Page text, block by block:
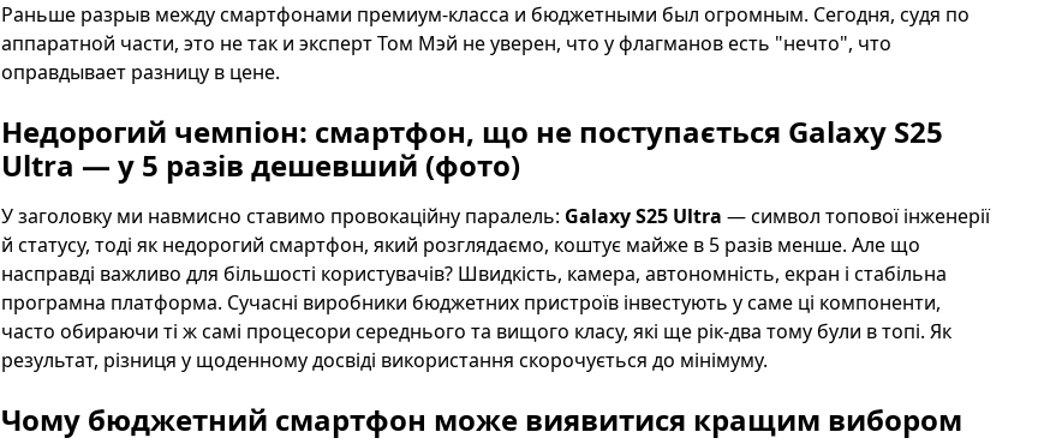
Раньше разрыв между смартфонами премиум-класса и бюджетными был огромным. Сегодня, судя по
аппаратной части, это не так и эксперт Том Мэй не уверен, что у флагманов есть "нечто", что
оправдывает разницу в цене.
Недорогий чемпіон: смартфон, що не поступається Galaxy S25
Ultra — у 5 разів дешевший (фото)
У заголовку ми навмисно ставимо провокаційну паралель: Galaxy S25 Ultra — символ топової інженерії
й статусу, тоді як недорогий смартфон, який розглядаємо, коштує майже в 5 разів менше. Але що
насправді важливо для більшості користувачів? Швидкість, камера, автономність, екран і стабільна
програмна платформа. Сучасні виробники бюджетних пристроїв інвестують у саме ці компоненти,
часто обираючи ті ж самі процесори середнього та вищого класу, які ще рік-два тому були в топі. Як
результат, різниця у щоденному досвіді використання скорочується до мінімуму.
Чому бюджетний смартфон може виявитися кращим вибором